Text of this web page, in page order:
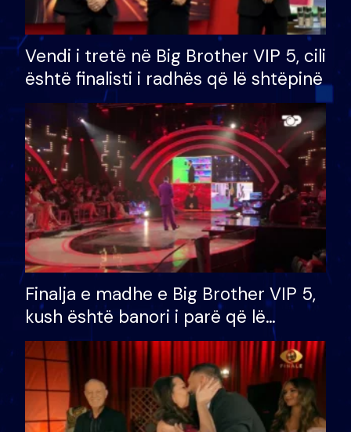
Vendi i tretë në Big Brother VIP 5, cili
është finalisti i radhës që lë shtëpinë
Finalja e madhe e Big Brother VIP 5,
kush është banori i parë që lë
shtëpinë dhe humb mundësinë për
të fituar çmimin e madh